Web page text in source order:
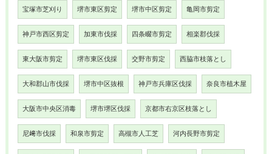
宝塚市芝刈り 堺市東区剪定 堺市中区剪定 亀岡市剪定
神戸市西区剪定 加東市伐採 四条畷市剪定 相楽郡伐採
東大阪市剪定 堺市東区伐採 交野市剪定 西脇市枝落とし
大和郡山市伐採 堺市中区抜根 神戸市兵庫区伐採 奈良市植木屋
大阪市中央区消毒 堺市堺区伐採 京都市右京区枝落とし
尼﨑市伐採 和泉市剪定 高槻市人工芝 河内長野市剪定